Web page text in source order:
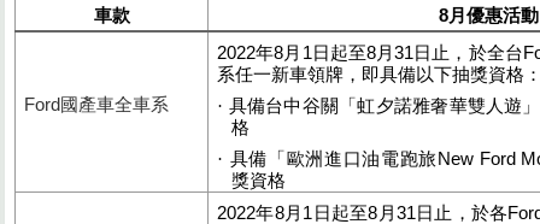
車款
8月優惠活動
Ford 國產車全車系
2022年8月 1 日起至8月31 日止，於全台
系任一新車領牌，即具備以下抽獎資格
· 具備台中谷關「虹夕諾雅奢華雙人遊
格
· 具備「歐洲進口油電跑旅 New Ford
獎資格
2022年8月 1 日起至8 月 31 日止，於各